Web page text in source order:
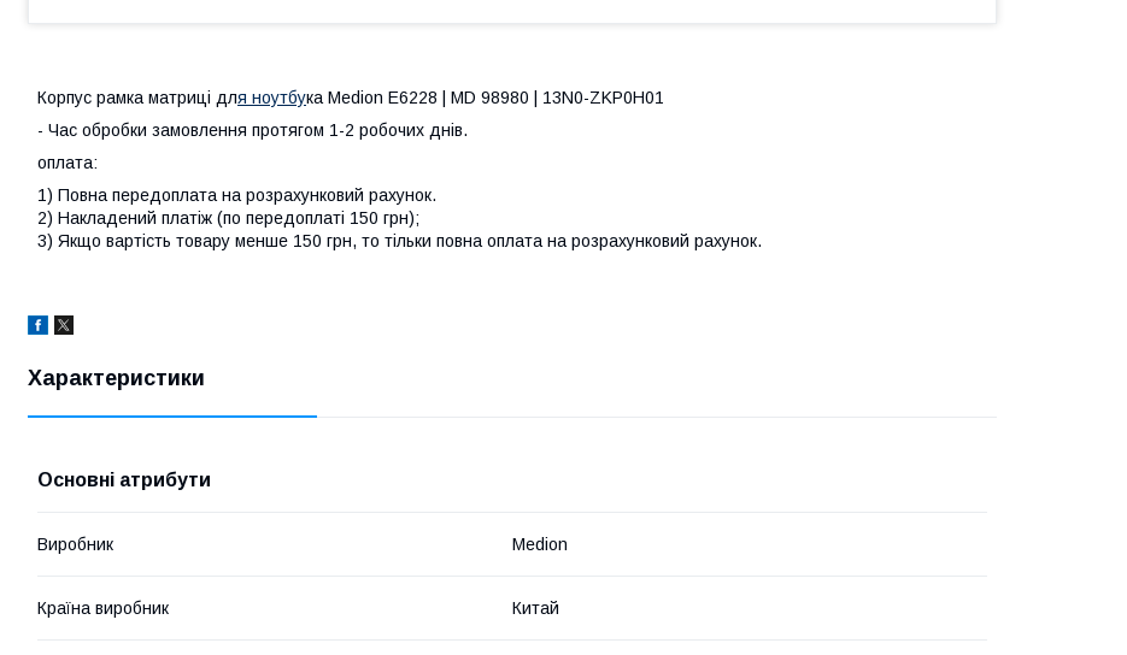
Корпус рамка матриці для ноутбука Medion E6228 | MD 98980 | 13N0-ZKP0H01
- Час обробки замовлення протягом 1-2 робочих днів.
оплата:
1) Повна передоплата на розрахунковий рахунок.
2) Накладений платіж (по передоплаті 150 грн);
3) Якщо вартість товару менше 150 грн, то тільки повна оплата на розрахунковий рахунок.
Характеристики
Основні атрибути
Виробник Medion
Країна виробник Китай